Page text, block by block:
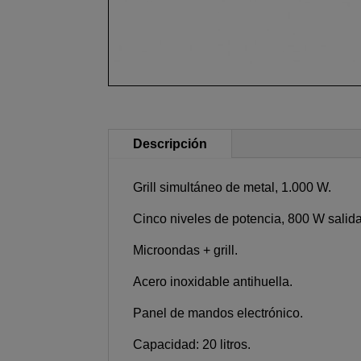
Descripción
Grill simultáneo de metal, 1.000 W.
Cinco niveles de potencia, 800 W
Microondas + grill.
Acero inoxidable antihuella.
Panel de mandos electrónico.
Capacidad: 20 litros.